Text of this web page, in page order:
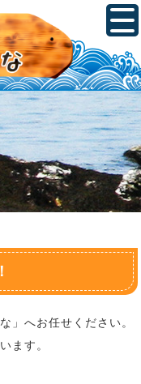
」へお任せください。
ます。